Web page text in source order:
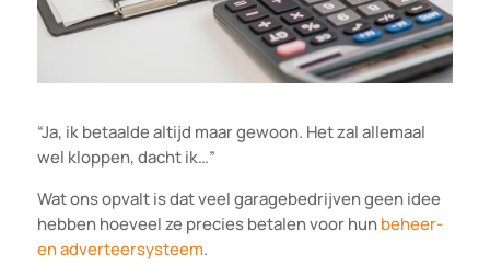
“Ja, ik betaalde altijd maar gewoon. Het zal allemaal
wel kloppen, dacht ik…”
Wat ons opvalt is dat veel garagebedrijven geen idee
hebben hoeveel ze precies betalen voor hunbeheer-
en adverteersysteem.